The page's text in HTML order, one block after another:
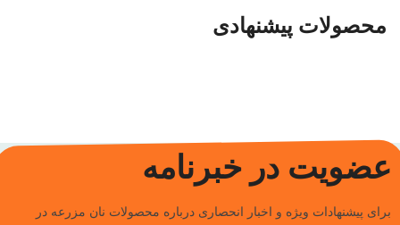
محصولات پیشنهادی
عضویت در خبرنامه
برای پیشنهادات ویژه و اخبار انحصاری درباره محصولات نان مزرعه در